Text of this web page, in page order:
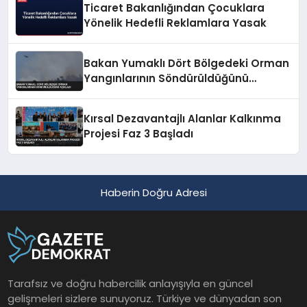
Ticaret Bakanlığından Çocuklara
Yönelik Hedefli Reklamlara Yasak
Bakan Yumaklı Dört Bölgedeki Orman
Yangınlarının Söndürüldüğünü
Kırsal Dezavantajlı Alanlar Kalkınma
Projesi Faz 3 Başladı
Haberin Doğru Adresi
Tarafsız ve doğru habercilik anlayışıyla en güncel
gelişmeleri sizlere sunuyoruz. Türkiye ve dünyadan son